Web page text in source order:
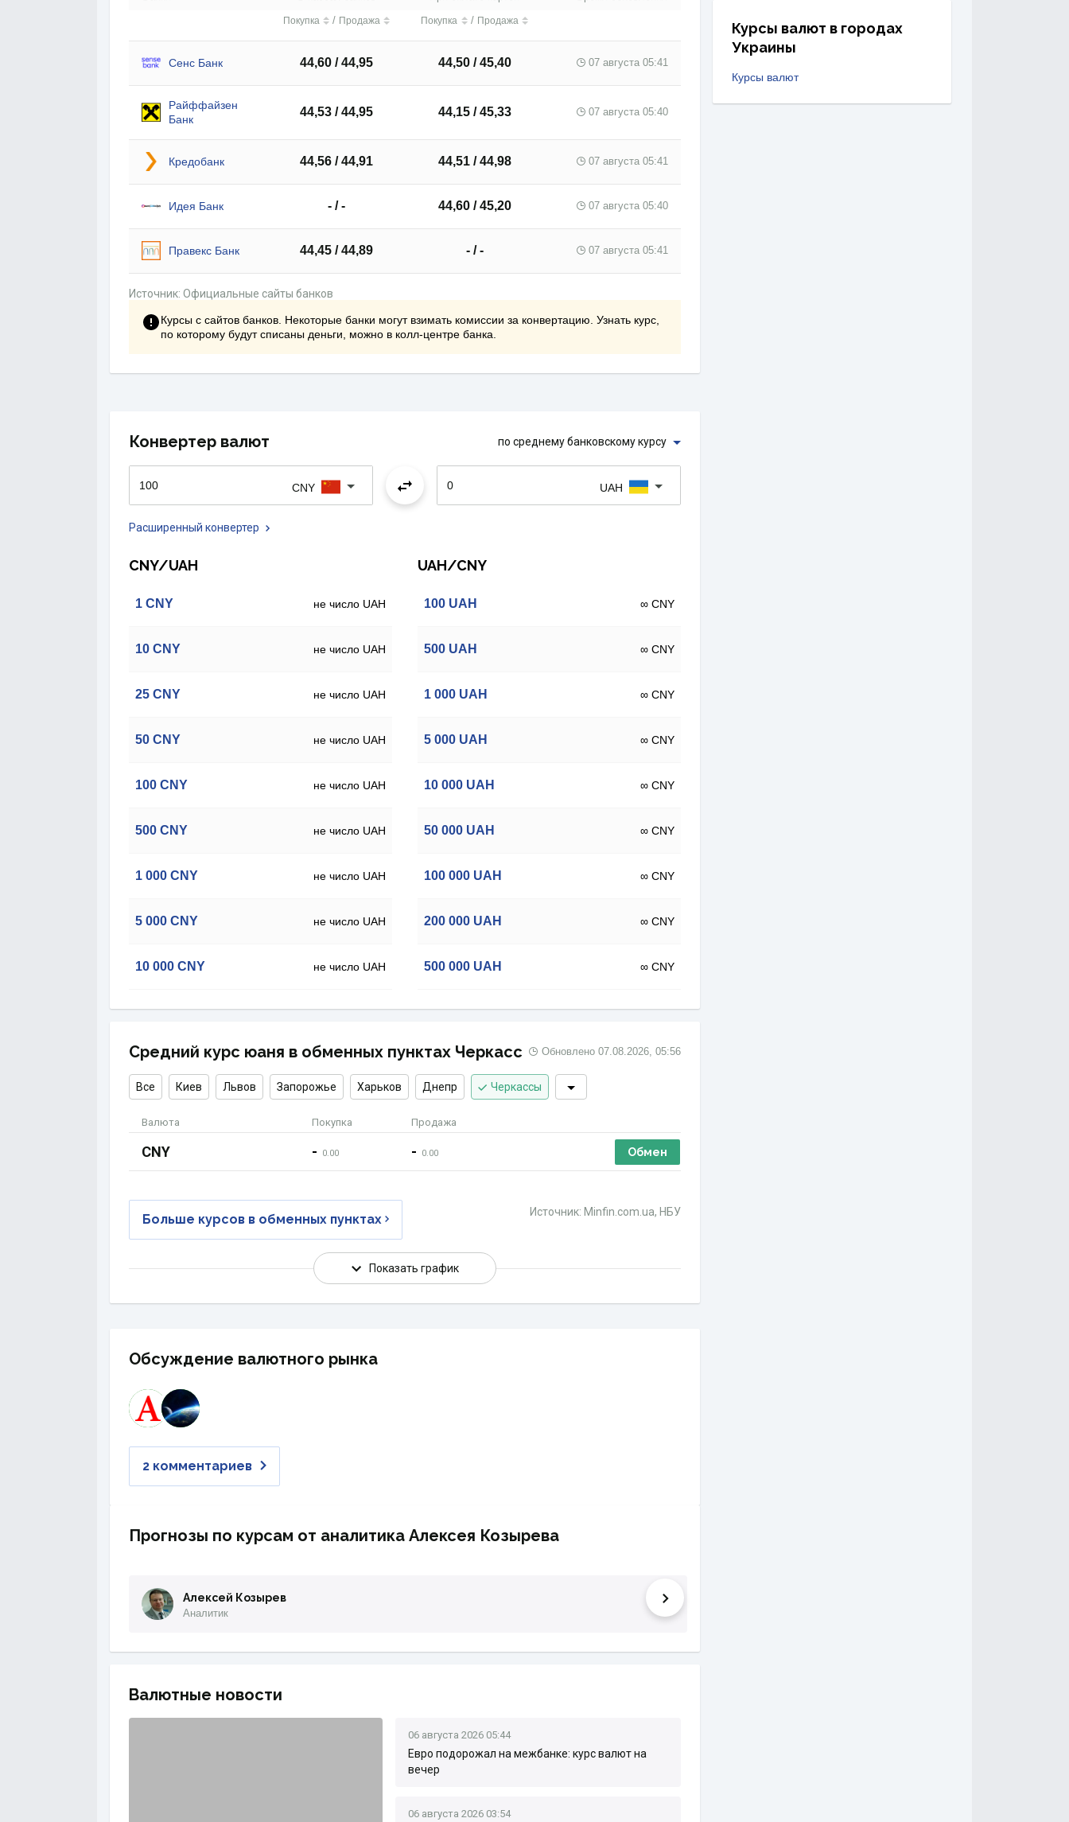
Покупка / Продажа Покупка / Продажа
Сенс Банк 44,60 / 44,95 44,50 / 45,40 07 августа 05:41
Райффайзен
Банк
44,53 / 44,95 44,15 / 45,33 07 августа 05:40
Кредобанк 44,56 / 44,91 44,51 / 44,98 07 августа 05:41
Идея Банк - / - 44,60 / 45,20 07 августа 05:40
Правекс Банк 44,45 / 44,89 - / - 07 августа 05:41
Источник: Официальные сайты банков
Курсы с сайтов банков. Некоторые банки могут взимать комиссии за конвертацию. Узнать курс,
по которому будут списаны деньги, можно в колл-центре банка.
Конвертер валют по среднему банковскому курсу
CNY UAH
Расширенный конвертер
CNY/UAH
1 CNY не число UAH
10 CNY не число UAH
25 CNY не число UAH
50 CNY не число UAH
100 CNY не число UAH
500 CNY не число UAH
1 000 CNY не число UAH
5 000 CNY не число UAH
10 000 CNY не число UAH
UAH/CNY
100 UAH ∞ CNY
500 UAH ∞ CNY
1 000 UAH ∞ CNY
5 000 UAH ∞ CNY
10 000 UAH ∞ CNY
50 000 UAH ∞ CNY
100 000 UAH ∞ CNY
200 000 UAH ∞ CNY
500 000 UAH ∞ CNY
Средний курс юаня в обменных пунктах Черкасс Обновлено 07.08.2026, 05:56
Все Киев Львов Запорожье Харьков Днепр Черкассы
Валюта Покупка Продажа
CNY - 0.00 - 0.00 Обмен
Больше курсов в обменных пунктах Источник: Minfin.com.ua, НБУ
Показать график
Обсуждение валютного рынка
2 комментариев
Прогнозы по курсам от аналитика Алексея Козырева
Алексей Козырев
Аналитик
Валютные новости
06 августа 2026 05:44
Евро подорожал на межбанке: курс валют на
вечер
06 августа 2026 03:54
Курсы валют в городах
Украины
Курсы валют